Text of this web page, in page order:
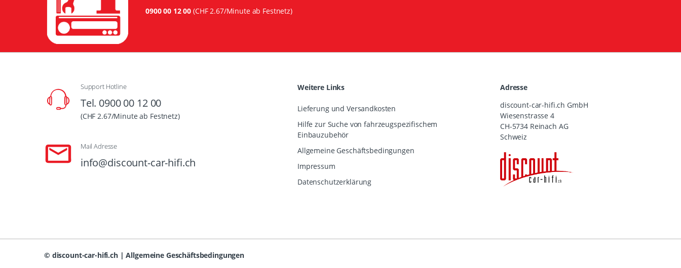
0900 00 12 00 (CHF 2.67/Minute ab Festnetz)
Support Hotline
Tel. 0900 00 12 00
(CHF 2.67/Minute ab Festnetz)
Mail Adresse
info@discount-car-hifi.ch
Weitere Links
Lieferung und Versandkosten
Hilfe zur Suche von fahrzeugspezifischem
Einbauzubehör
Allgemeine Geschäftsbedingungen
Impressum
Datenschutzerklärung
Adresse
discount-car-hifi.ch GmbH
Wiesenstrasse 4
CH-5734 Reinach AG
Schweiz
© discount-car-hifi.ch|Allgemeine Geschäftsbedingungen